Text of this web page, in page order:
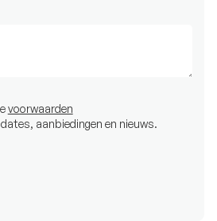
voorwaarden
aanbiedingen en nieuws.